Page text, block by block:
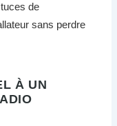
de
sans perdre
À UN